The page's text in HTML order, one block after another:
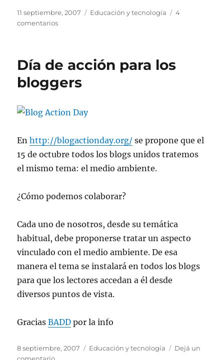
Publicado
el
11 septiembre, 2007 Categorías
Educación y tecnología
4
comentariosen
del
Día de acción para los
bloggers
Enhttp://blogactionday.org/ se propone que el
15 de octubre todos los blogs unidos tratemos
el mismo tema: el medio ambiente.
¿Cómo podemos colaborar?
Cada uno de nosotros, desde su temática
habitual, debe proponerse tratar un aspecto
vinculado con el medio ambiente. De esa
manera el tema se instalará en todos los blogs
para que los lectores accedan a él desde
diversos puntos de vista.
GraciasBADD por la info
Publicado
el
8 septiembre, 2007 Categorías
Educación y tecnología
Dejá un
en